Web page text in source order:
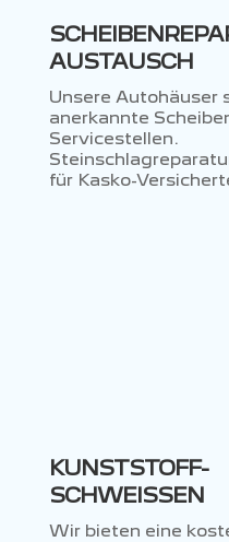
AUSTAUSCH
Unsere Autohäuser
anerkannte
Servicestellen.
für Kasko-
KUNSTSTOFF-
SCHWEISSEN
Wir bieten eine